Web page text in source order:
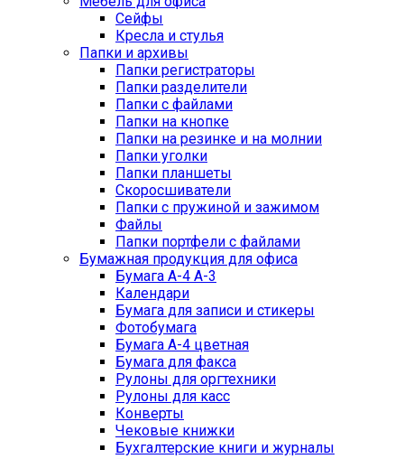
Сейфы
Кресла и стулья
Папки и архивы
Папки регистраторы
Папки разделители
Папки с файлами
Папки на кнопке
Папки на резинке и на молнии
Папки уголки
Папки планшеты
Скоросшиватели
Папки с пружиной и зажимом
Файлы
Папки портфели с файлами
Бумажная продукция для офиса
Бумага А-4 А-3
Календари
Бумага для записи и стикеры
Фотобумага
Бумага А-4 цветная
Бумага для факса
Рулоны для оргтехники
Рулоны для касс
Конверты
Чековые книжки
Бухгалтерские книги и журналы